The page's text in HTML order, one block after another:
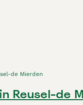
de Mierden
in Reusel-de